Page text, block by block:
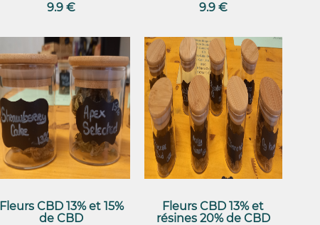
9.9 € 9.9 €
Fleurs CBD 13% et 15%
de CBD
Fleurs CBD 13% et
résines 20% de CBD